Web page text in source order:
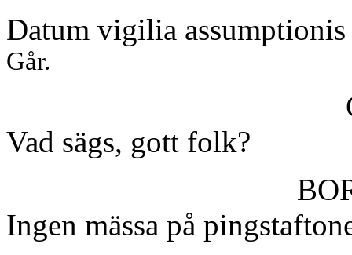
Datum vigilia
Går.
Vad sägs, gott folk?
Ingen mässa på